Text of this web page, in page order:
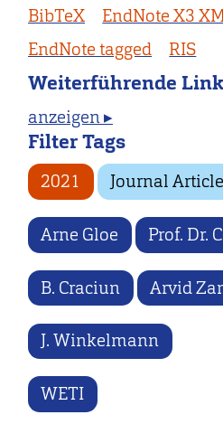
BibTeX EndNote X3
EndNote tagged
RIS
Weiterführende
anzeigen ▸
Filter Tags
2021 Journal Article
Arne Gloe Prof. Dr.
B. Craciun Arvid
J. Winkelmann
WETI